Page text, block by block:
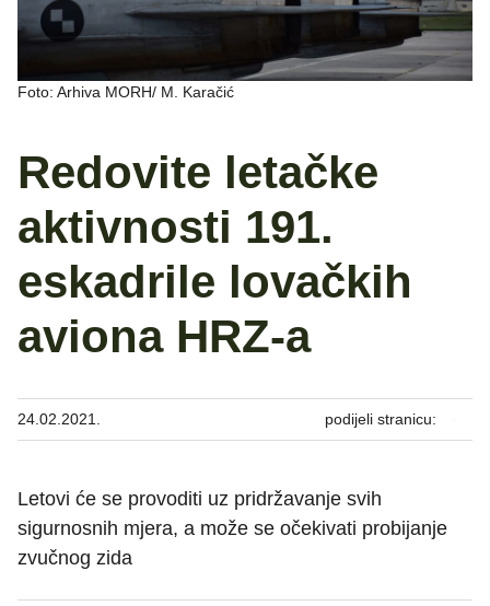
Foto: Arhiva MORH/ M. Karačić
Redovite letačke
aktivnosti 191.
eskadrile lovačkih
aviona HRZ-a
24.02.2021. podijeli stranicu:
Letovi će se provoditi uz pridržavanje svih
sigurnosnih mjera, a može se očekivati probijanje
zvučnog zida